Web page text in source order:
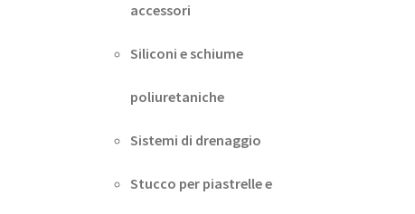
accessori
Siliconi e schiume
poliuretaniche
Sistemi di drenaggio
Stucco per piastrelle e